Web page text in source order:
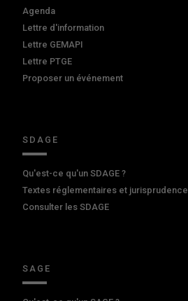
Agenda
Lettre d'information
Lettre GEMAPI
Lettre PTGE
Proposer un événement
SDAGE
Qu'est-ce qu'un SDAGE ?
Textes réglementaires et jurisprudence
Consulter les SDAGE
SAGE